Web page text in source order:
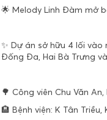
🌟 Melody Linh Đàm mở
✨ Dự án sở hữu 4 lối vào
Đống Đa, Hai Bà Trưng
🌳 Công viên Chu Văn
🏨 Bệnh viện: K Tân